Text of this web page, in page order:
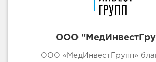
ООО
ООО «МедИнвестГрупп»